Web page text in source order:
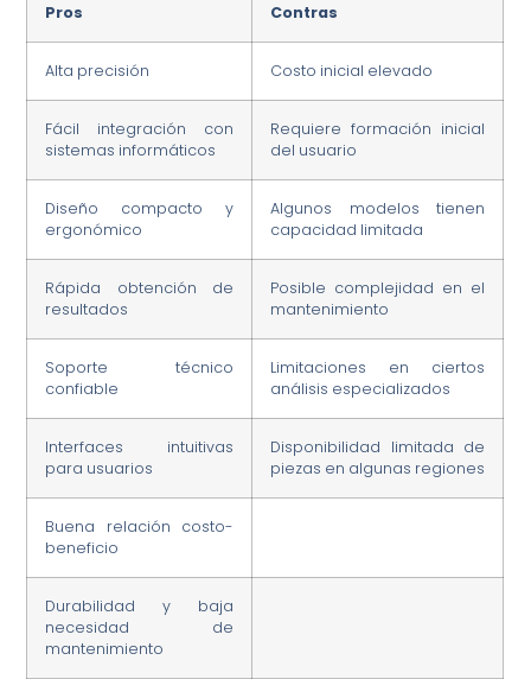
Pros Contras
Alta precisión Costo inicial elevado
Fácil integración con
sistemas informáticos
Requiere formación inicial
del usuario
Diseño compacto y
ergonómico
Algunos modelos tienen
capacidad limitada
Rápida obtención de
resultados
Posible complejidad en el
mantenimiento
Soporte técnico
confiable
Limitaciones en ciertos
análisis especializados
Interfaces intuitivas
para usuarios
Disponibilidad limitada de
piezas en algunas regiones
Buena relación costo-
beneficio
Durabilidad y baja
necesidad de
mantenimiento